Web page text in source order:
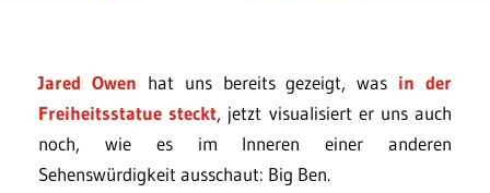
Jared Owen hat uns bereits gezeigt, was in der
Freiheitsstatue steckt, jetzt visualisiert er uns auch
noch, wie es im Inneren einer anderen
Sehenswürdigkeit ausschaut: Big Ben.